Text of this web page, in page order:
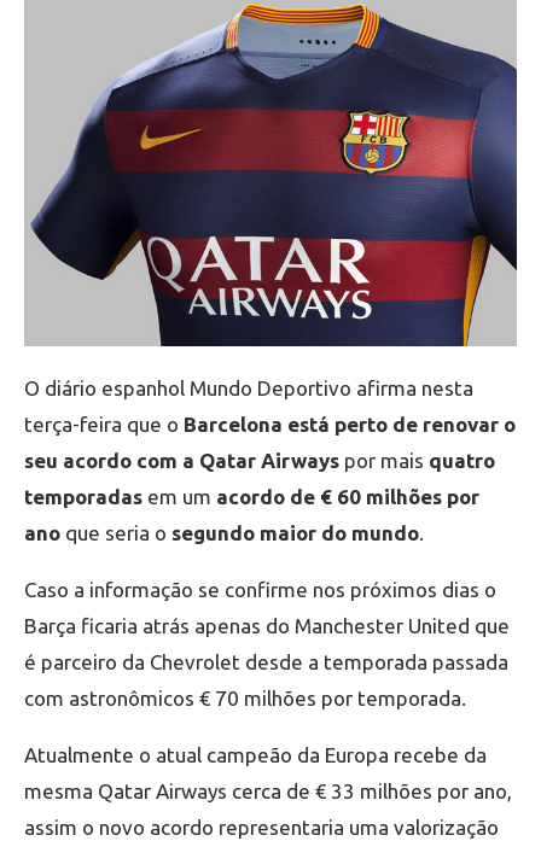
O diário espanhol Mundo Deportivo afirma nesta
terça-feira que o Barcelona está perto de renovar o
seu acordo com a Qatar Airways por mais quatro
temporadas em um acordo de € 60 milhões por
ano que seria o segundo maior do mundo.
Caso a informação se confirme nos próximos dias o
Barça ficaria atrás apenas do Manchester United que
é parceiro da Chevrolet desde a temporada passada
com astronômicos € 70 milhões por temporada.
Atualmente o atual campeão da Europa recebe da
mesma Qatar Airways cerca de € 33 milhões por ano,
assim o novo acordo representaria uma valorização